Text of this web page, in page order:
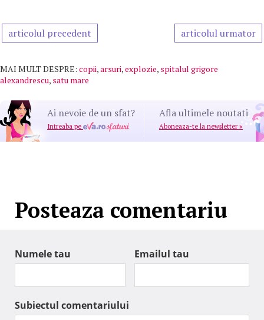
articolul precedent articolul urmator
MAI MULT DESPRE: copii,arsuri,explozie, spitalul grigore
alexandrescu, satu mare
Ai nevoie de un sfat?
Intreaba pe
Afla ultimele noutati
Aboneaza-te la newsletter »
Posteaza comentariu
Numele tau Emailul tau
Subiectul comentariului